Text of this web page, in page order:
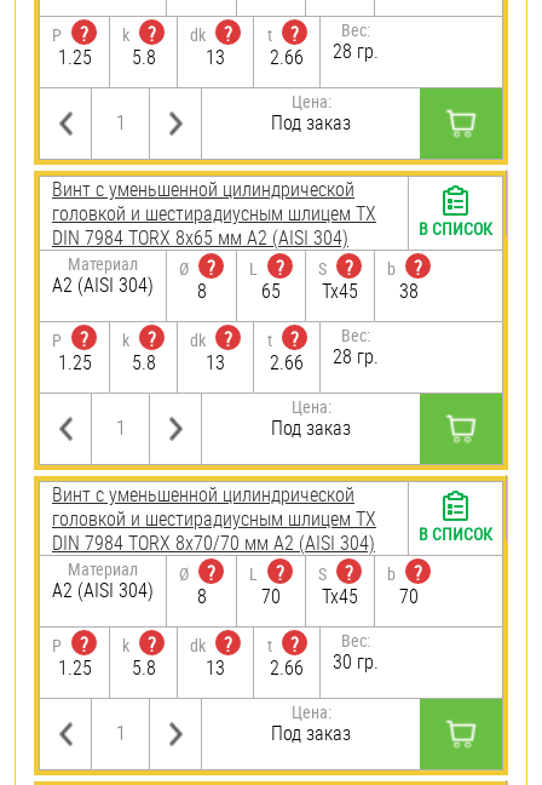
P
?
1.25
k
?
5.8
dk
?
13
t
?
2.66
Вес:
28 гр.
Цена:
Под заказ
Винт с уменьшенной цилиндрической
головкой и шестирадиусным шлицем TX
DIN 7984 TORX 8х65 мм А2 (AISI 304)
Материал
А2 (AISI 304)
Ø
?
8
L
?
65
S
?
Tx45
b
?
38
P
?
1.25
k
?
5.8
dk
?
13
t
?
2.66
Вес:
28 гр.
Цена:
Под заказ
В СПИСОК
Винт с уменьшенной цилиндрической
головкой и шестирадиусным шлицем TX
DIN 7984 TORX 8х70/70 мм А2 (AISI 304)
Материал
А2 (AISI 304)
Ø
?
8
L
?
70
S
?
Tx45
b
?
70
P
?
1.25
k
?
5.8
dk
?
13
t
?
2.66
Вес:
30 гр.
Цена:
Под заказ
В СПИСОК